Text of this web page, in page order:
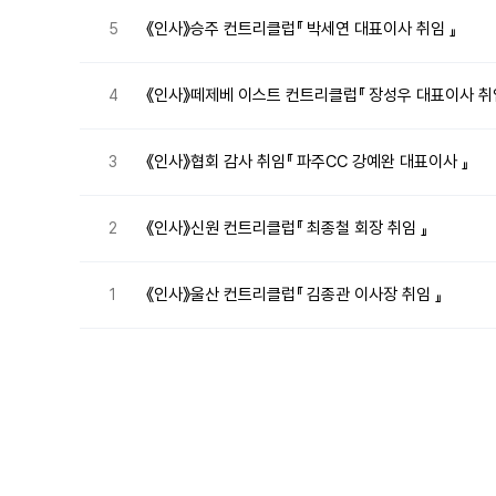
5 《인사》승주 컨트리클럽『 박세연 대표이사 취임 』
4 《인사》떼제베 이스트 컨트리클럽『 장성우 대표이사 취
3 《인사》협회 감사 취임『 파주CC 강예완 대표이사 』
2 《인사》신원 컨트리클럽『 최종철 회장 취임 』
1 《인사》울산 컨트리클럽『 김종관 이사장 취임 』